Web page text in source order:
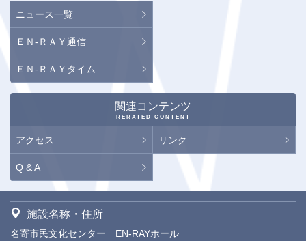
ニュース一覧
ＥＮ-ＲＡＹ通信
ＥＮ-ＲＡＹタイム
関連コンテンツ
RERATED CONTENT
アクセス リンク
Q & A
施設名称・住所
名寄市民文化センター EN-RAYホール